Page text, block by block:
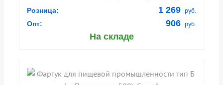
Розница: 1 269 руб.
Опт: 906 руб.
На складе